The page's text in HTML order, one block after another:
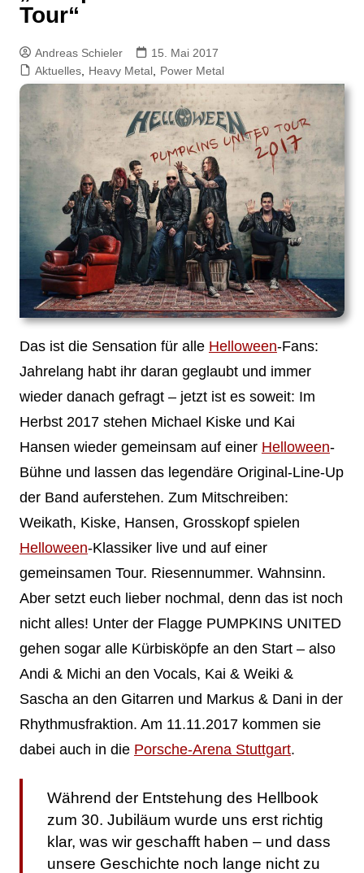
Tour“
Andreas Schieler
15. Mai 2017
Aktuelles, Heavy Metal, Power Metal
Das ist die Sensation für alle Helloween-Fans:
Jahrelang habt ihr daran geglaubt und immer
wieder danach gefragt – jetzt ist es soweit: Im
Herbst 2017 stehen Michael Kiske und Kai
Hansen wieder gemeinsam auf einer Helloween-
Bühne und lassen das legendäre Original-Line-Up
der Band auferstehen. Zum Mitschreiben:
Weikath, Kiske, Hansen, Grosskopf spielen
Helloween-Klassiker live und auf einer
gemeinsamen Tour. Riesennummer. Wahnsinn.
Aber setzt euch lieber nochmal, denn das ist noch
nicht alles! Unter der Flagge PUMPKINS UNITED
gehen sogar alle Kürbisköpfe an den Start – also
Andi & Michi an den Vocals, Kai & Weiki &
Sascha an den Gitarren und Markus & Dani in der
Rhythmusfraktion. Am 11.11.2017 kommen sie
dabei auch in die Porsche-Arena Stuttgart.
Während der Entstehung des Hellbook
zum 30. Jubiläum wurde uns erst richtig
klar, was wir geschafft haben – und dass
unsere Geschichte noch lange nicht zu